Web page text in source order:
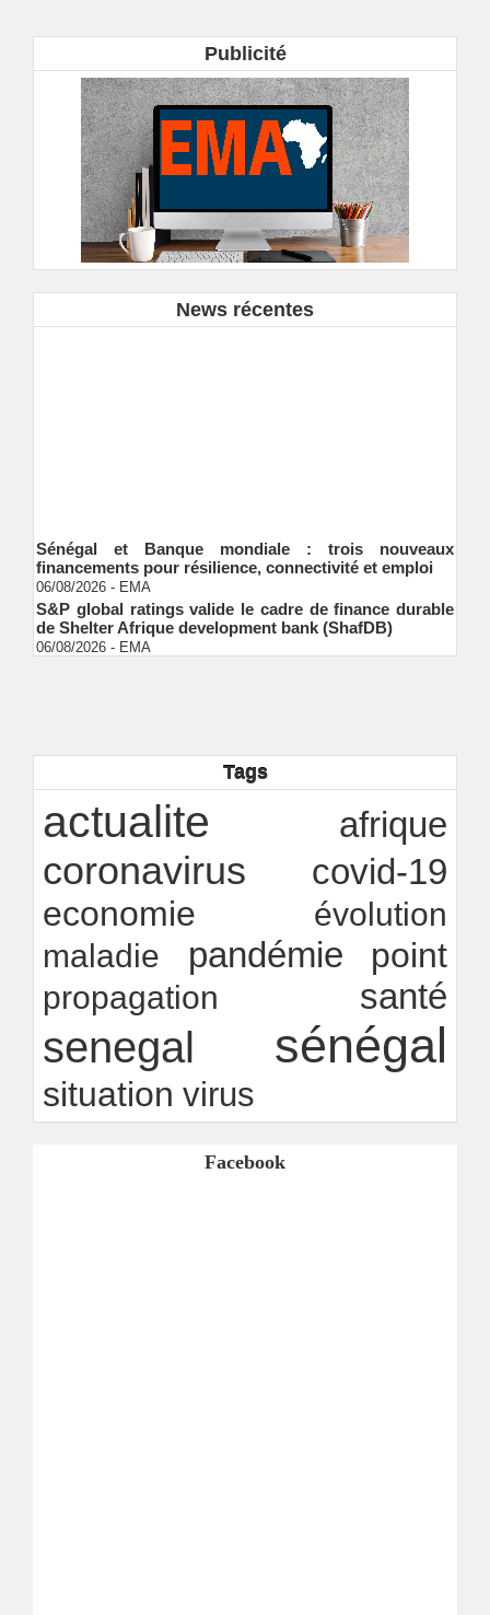
Publicité
News récentes
Sénégal et Banque mondiale : trois nouveaux
financements pour résilience, connectivité et emploi
06/08/2026 -EMA
S&P global ratings valide le cadre de finance durable
de Shelter Afrique development bank (ShafDB)
06/08/2026 -EMA
Industrialisation verte au Sénégal : comment
transparence locale, impact national
Ndakhté M. GAYE
innovation
24/07/2026 -Ndakhté M. GAYE
Tags
actualite afrique
coronavirus covid-19
economie
évolution
maladie
pandémie point
propagation santé
senegal sénégal
situation virus
Facebook